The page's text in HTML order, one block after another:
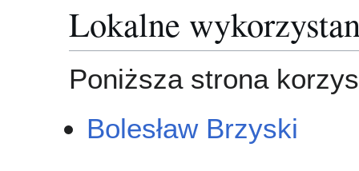
Lokalne
Poniższa strona
Bolesław Brzyski